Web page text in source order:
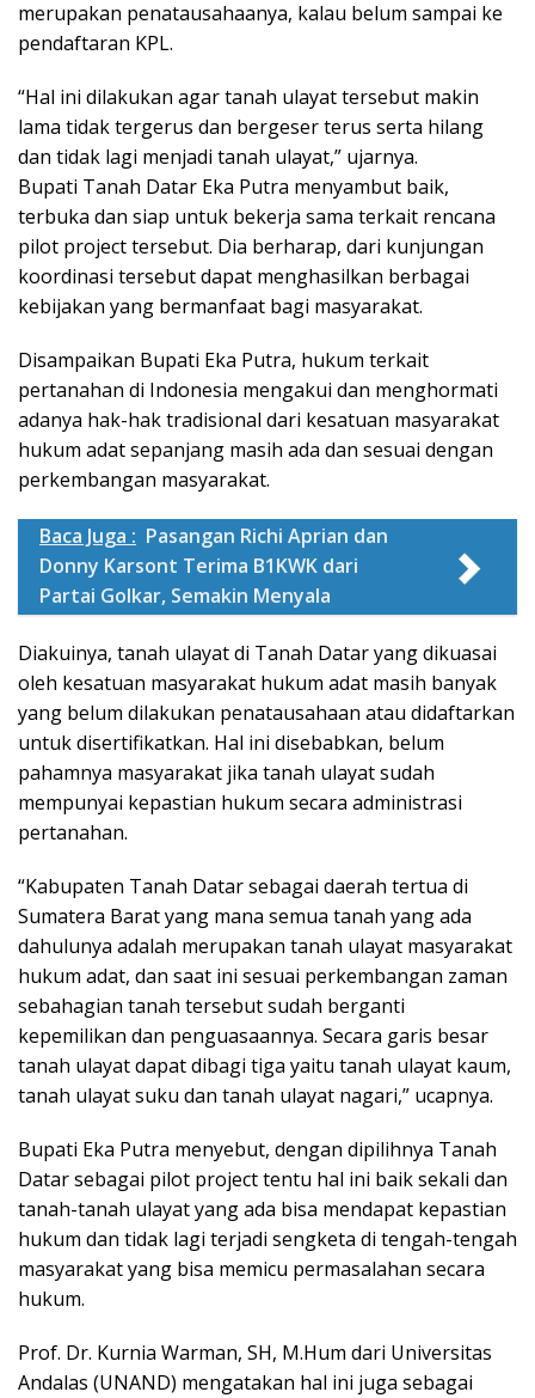
merupakan penatausahaanya, kalau belum sampai ke
pendaftaran KPL.
“Hal ini dilakukan agar tanah ulayat tersebut makin
lama tidak tergerus dan bergeser terus serta hilang
dan tidak lagi menjadi tanah ulayat,” ujarnya.
Bupati Tanah Datar Eka Putra menyambut baik,
terbuka dan siap untuk bekerja sama terkait rencana
pilot project tersebut. Dia berharap, dari kunjungan
koordinasi tersebut dapat menghasilkan berbagai
kebijakan yang bermanfaat bagi masyarakat.
Disampaikan Bupati Eka Putra, hukum terkait
pertanahan di Indonesia mengakui dan menghormati
adanya hak-hak tradisional dari kesatuan masyarakat
hukum adat sepanjang masih ada dan sesuai dengan
perkembangan masyarakat.
Baca Juga : Pasangan Richi Aprian dan
Donny Karsont Terima B1KWK dari
Partai Golkar, Semakin Menyala
Diakuinya, tanah ulayat di Tanah Datar yang dikuasai
oleh kesatuan masyarakat hukum adat masih banyak
yang belum dilakukan penatausahaan atau didaftarkan
untuk disertifikatkan. Hal ini disebabkan, belum
pahamnya masyarakat jika tanah ulayat sudah
mempunyai kepastian hukum secara administrasi
pertanahan.
“Kabupaten Tanah Datar sebagai daerah tertua di
Sumatera Barat yang mana semua tanah yang ada
dahulunya adalah merupakan tanah ulayat masyarakat
hukum adat, dan saat ini sesuai perkembangan zaman
sebahagian tanah tersebut sudah berganti
kepemilikan dan penguasaannya. Secara garis besar
tanah ulayat dapat dibagi tiga yaitu tanah ulayat kaum,
tanah ulayat suku dan tanah ulayat nagari,” ucapnya.
Bupati Eka Putra menyebut, dengan dipilihnya Tanah
Datar sebagai pilot project tentu hal ini baik sekali dan
tanah-tanah ulayat yang ada bisa mendapat kepastian
hukum dan tidak lagi terjadi sengketa di tengah-tengah
masyarakat yang bisa memicu permasalahan secara
hukum.
Prof. Dr. Kurnia Warman, SH, M.Hum dari Universitas
Andalas (UNAND) mengatakan hal ini juga sebagai